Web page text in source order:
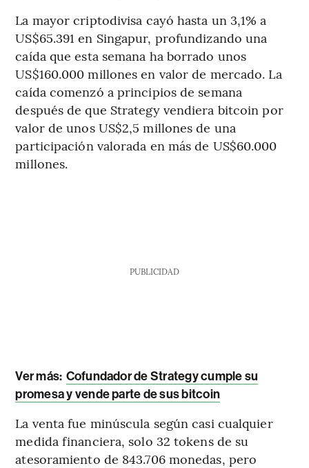
La mayor criptodivisa cayó hasta un 3,1% a
US$65.391 en Singapur, profundizando una
caída que esta semana ha borrado unos
US$160.000 millones en valor de mercado. La
caída comenzó a principios de semana
después de que Strategy vendiera bitcoin por
valor de unos US$2,5 millones de una
participación valorada en más de US$60.000
millones.
PUBLICIDAD
Ver más: Cofundador de Strategy cumple su
promesa y vende parte de sus bitcoin
La venta fue minúscula según casi cualquier
medida financiera, solo 32 tokens de su
atesoramiento de 843.706 monedas, pero